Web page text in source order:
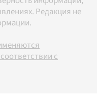
Редакция не
с